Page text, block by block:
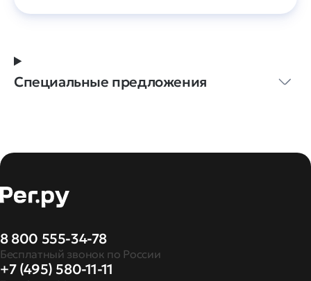
Специальные предложения
8 800 555-34-78
Бесплатный звонок по России
+7 (495) 580-11-11